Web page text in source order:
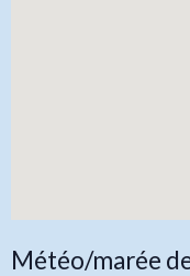
Météo/marée